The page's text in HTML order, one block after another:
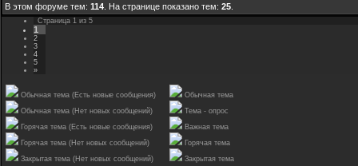
В этом форуме тем: 114 . На странице показано тем: 25
Страница 1 из 5
1
2
3
4
5
»
Обычная тема (Есть новые сообщения)
Обычная тема
Обычная тема (Нет новых сообщений)
Тема - опрос
Горячая тема (Есть новые сообщения)
Важная тема
Горячая тема (Нет новых сообщений)
Горячая тема
Закрытая тема (Нет новых сообщений)
Закрытая тема